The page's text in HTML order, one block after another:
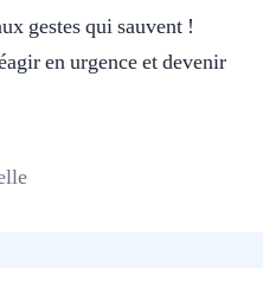
gestes qui sauvent !
en urgence et devenir